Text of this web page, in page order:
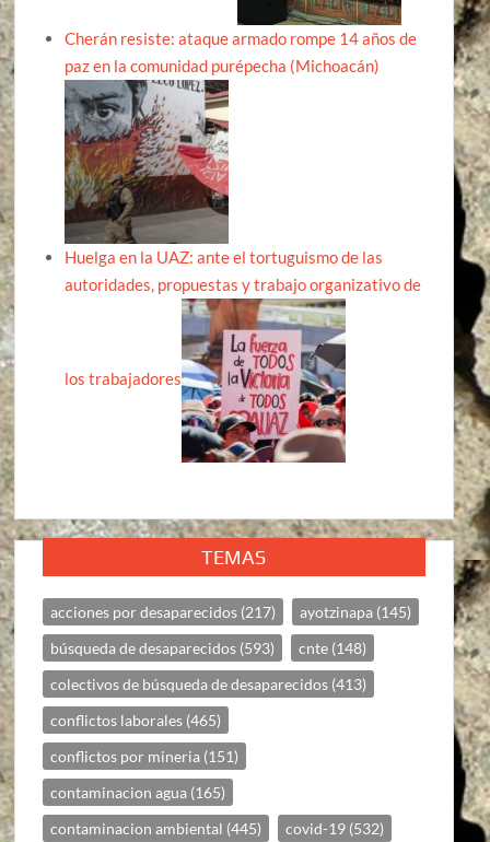
Cherán resiste: ataque armado rompe 14 años de
paz en la comunidad purépecha (Michoacán)
Huelga en la UAZ: ante el tortuguismo de las
autoridades, propuestas y trabajo organizativo de
los trabajadores
TEMAS
acciones por desaparecidos (217) ayotzinapa (145)
búsqueda de desaparecidos (593) cnte (148)
colectivos de búsqueda de desaparecidos (413)
conflictos laborales (465)
conflictos por mineria (151)
contaminacion agua (165)
contaminacion ambiental (445) covid-19 (532)